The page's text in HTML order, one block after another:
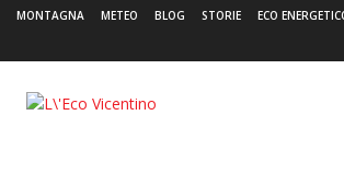
MONTAGNA METEO BLOG STORIE ECO
L'Eco